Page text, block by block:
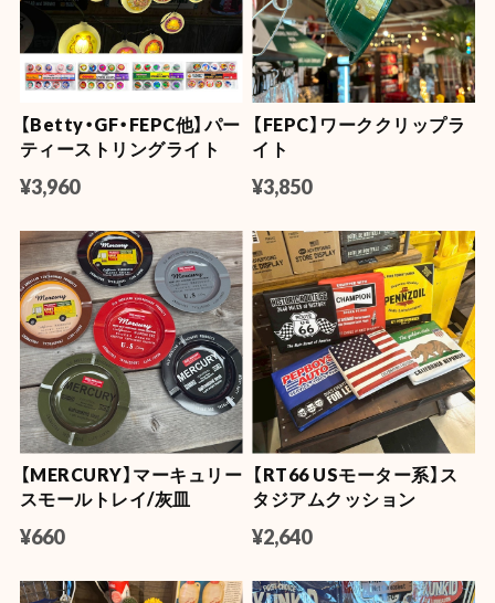
【Betty・GF・FEPC他】パー
ティーストリングライト
¥3,960
【FEPC】ワーククリップラ
イト
¥3,850
【MERCURY】マーキュリー
スモールトレイ/灰皿
¥660
【RT66 USモーター系】ス
タジアムクッション
¥2,640